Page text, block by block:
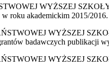
WYŻSZEJ
roku akademickim 2015/2016.
WYŻSZEJ
badawczych publikacji
WYŻSZEJ